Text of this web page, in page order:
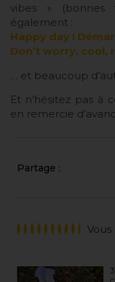
vibes » (bonnes
également :
Happy day !
Don’t worry, cool,
… et beaucoup
Et n’hésitez pas
en remercie
Partage :